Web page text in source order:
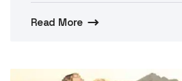
Read More